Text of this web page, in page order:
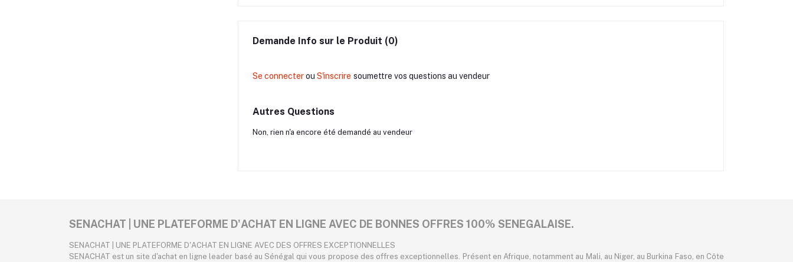
Demande Info sur le Produit (0)
Se connecterou S'inscrire soumettre vos questions au vendeur
Autres Questions
Non, rien n'a encore été demandé au vendeur
SENACHAT | UNE PLATEFORME D'ACHAT EN LIGNE AVEC DE BONNES OFFRES 100% SENEGALAISE.
SENACHAT | UNE PLATEFORME D'ACHAT EN LIGNE AVEC DES OFFRES EXCEPTIONNELLES
SENACHAT est un site d'achat en ligne leader basé au Sénégal qui vous propose des offres exceptionnelles. Présent en Afrique, notamment au Mali, au Niger, au Burkina Faso, en Côte